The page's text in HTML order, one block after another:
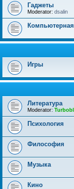
Гаджеты
Moderator: dsalin
Игры
Литература
Moderator:
Психология
Философия
Музыка
Кино